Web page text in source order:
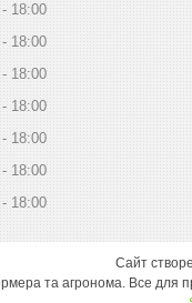
18:00
18:00
18:00
18:00
18:00
18:00
18:00
Сайт